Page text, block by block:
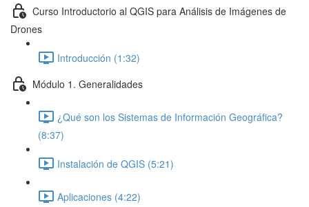
Curso Introductorio al QGIS para Análisis de Imágenes de
Drones
Introducción (1:32)
Módulo 1. Generalidades
¿Qué son los Sistemas de Información Geográfica?
(8:37)
Instalación de QGIS (5:21)
Aplicaciones (4:22)